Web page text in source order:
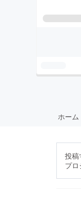
ホーム
投稿
プ